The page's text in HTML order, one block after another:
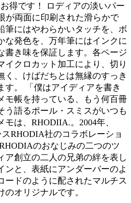
お得です！ ロディアの淡いパー
が両面に印刷された滑らかで
筆にはやわらかいタッチを、ボ
な発色を、万年筆にはインクに
書き味を保証します。各ページ
イクロカット加工により、切り
く、けばだちとは無縁のすっき
す。 「僕はアイディアを書き
モ帳を持っている、もう何百冊
語るポール・スミスがいつも
は、RHODIIA.。2004年、
RHODIA社のコラボレーショ
のおなじみの二つのツ
ア創立の二人の兄弟の絆を表し
ンと、表紙にアンダーバーのよ
ードのように配されたマルチス
のオリジナルです。